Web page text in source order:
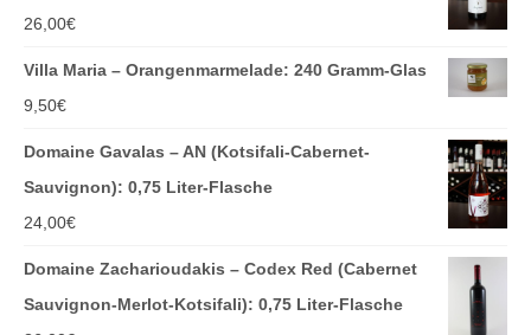
26,00€
Villa Maria – Orangenmarmelade: 240 Gramm-Glas
9,50€
Domaine Gavalas – AN (Kotsifali-Cabernet-
Sauvignon): 0,75 Liter-Flasche
24,00€
Domaine Zacharioudakis – Codex Red (Cabernet
Sauvignon-Merlot-Kotsifali): 0,75 Liter-Flasche